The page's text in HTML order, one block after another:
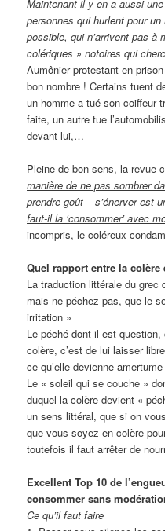
Maintenant il y en a aussi
personnes qui hurlent pour
possible, qui n’arrivent pas à
colériques » notoires qui
Aumônier protestant en
bon nombre ! Certains tuent
un homme a tué son coiffeur
faite, un autre tue
devant lui,…
Pleine de bon sens, la revue
manière de ne pas sombrer
prendre goût – s’énerver est
faut-il la ‘consommer’ avec
incompris, le coléreux
Quel rapport entre la colère
La traduction littérale du
mais ne péchez pas, que le
irritation »
Le péché dont il est
colère, c’est de lui laisser
ce qu’elle devienne
Le « soleil qui se couche »
duquel la colère devient «
un sens littéral, que si on
que vous soyez en colère
toutefois il faut arrêter de
Excellent Top 10 de
consommer sans
Ce qu’il faut faire